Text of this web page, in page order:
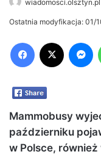
wiadomosci.olsztyn.pl
Ostatnia modyfikacja: 01/
Mammobusy
październiku
w Polsce,